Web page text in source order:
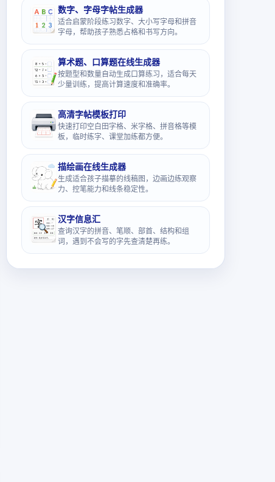
数字、字母字帖生成器
适合启蒙阶段练习数字、大小写字母和拼音
字母，帮助孩子熟悉占格和书写方向。
算术题、口算题在线生成器
按题型和数量自动生成口算练习，适合每天
少量训练，提高计算速度和准确率。
高清字帖模板打印
快速打印空白田字格、米字格、拼音格等模
板，临时练字、课堂加练都方便。
描绘画在线生成器
生成适合孩子描摹的线稿图，边画边练观察
力、控笔能力和线条稳定性。
汉字信息汇
查询汉字的拼音、笔顺、部首、结构和组
词，遇到不会写的字先查清楚再练。